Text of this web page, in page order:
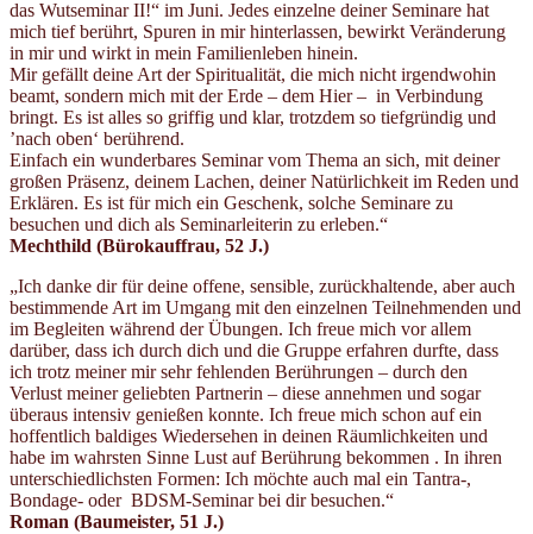
das Wutseminar II!“ im Juni. Jedes einzelne deiner Seminare hat
mich tief berührt, Spuren in mir hinterlassen, bewirkt Veränderung
in mir und wirkt in mein Familienleben hinein.
Mir gefällt deine Art der Spiritualität, die mich nicht irgendwohin
beamt, sondern mich mit der Erde – dem Hier – in Verbindung
bringt. Es ist alles so griffig und klar, trotzdem so tiefgründig und
’nach oben‘ berührend.
Einfach ein wunderbares Seminar vom Thema an sich, mit deiner
großen Präsenz, deinem Lachen, deiner Natürlichkeit im Reden und
Erklären. Es ist für mich ein Geschenk, solche Seminare zu
besuchen und dich als Seminarleiterin zu erleben.“
Mechthild (Bürokauffrau, 52 J.)
„Ich danke dir für deine offene, sensible, zurückhaltende, aber auch
bestimmende Art im Umgang mit den einzelnen Teilnehmenden und
im Begleiten während der Übungen. Ich freue mich vor allem
darüber, dass ich durch dich und die Gruppe erfahren durfte, dass
ich trotz meiner mir sehr fehlenden Berührungen – durch den
Verlust meiner geliebten Partnerin – diese annehmen und sogar
überaus intensiv genießen konnte. Ich freue mich schon auf ein
hoffentlich baldiges Wiedersehen in deinen Räumlichkeiten und
habe im wahrsten Sinne Lust auf Berührung bekommen . In ihren
unterschiedlichsten Formen: Ich möchte auch mal ein Tantra-,
Bondage- oder BDSM-Seminar bei dir besuchen.“
Roman (Baumeister, 51 J.)